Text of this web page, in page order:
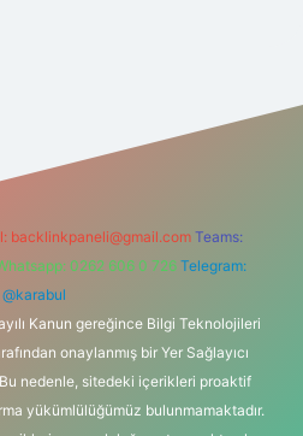
backlinkpaneli@gmail.com Teams:
0262 606 0 726 Telegram:
@karabul
Kanun gereğince Bilgi Teknolojileri
onaylanmış bir Yer Sağlayıcı
nedenle, sitedeki içerikleri proaktif
yükümlülüğümüz bulunmamaktadır.